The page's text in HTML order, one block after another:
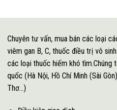
Chuyên tư vấn, mua bán các loại
viêm gan B, C, thuốc điều trị vô
các loại thuốc hiếm khó tìm.Chúng
quốc (Hà Nội, Hồ Chí Minh (Sài
Thơ...)